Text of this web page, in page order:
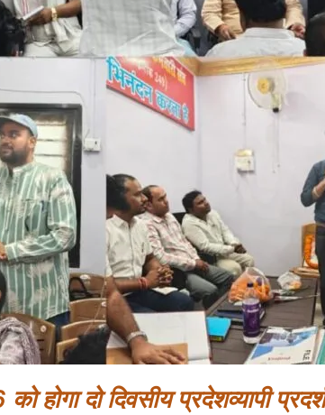
दो दिवसीय प्रदेशव्यापी